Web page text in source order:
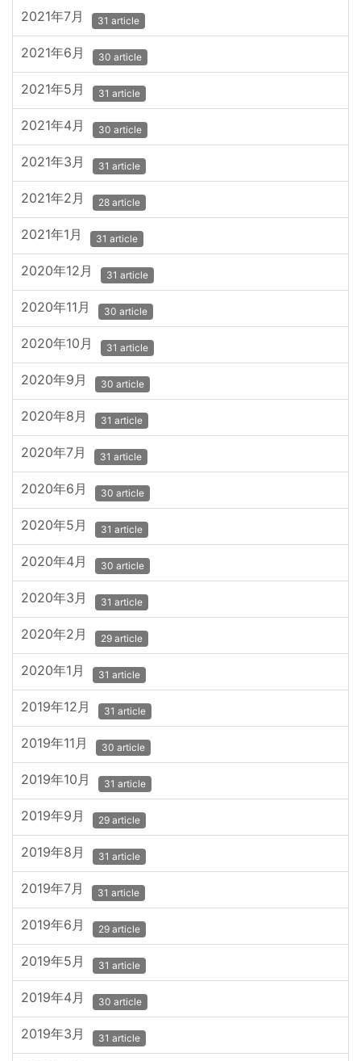
2021年7月 31 article
2021年6月 30 article
2021年5月 31 article
2021年4月 30 article
2021年3月 31 article
2021年2月 28 article
2021年1月 31 article
2020年12月 31 article
2020年11月 30 article
2020年10月 31 article
2020年9月 30 article
2020年8月 31 article
2020年7月 31 article
2020年6月 30 article
2020年5月 31 article
2020年4月 30 article
2020年3月 31 article
2020年2月 29 article
2020年1月 31 article
2019年12月 31 article
2019年11月 30 article
2019年10月 31 article
2019年9月 29 article
2019年8月 31 article
2019年7月 31 article
2019年6月 29 article
2019年5月 31 article
2019年4月 30 article
2019年3月 31 article